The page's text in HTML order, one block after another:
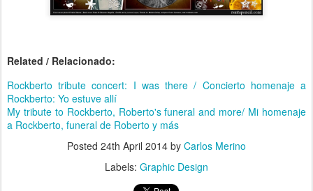
Related / Relacionado:
Rockberto tribute concert: I was there / Concierto homenaje a
Rockberto: Yo estuve allí
My tribute to Rockberto, Roberto's funeral and more/ Mi homenaje
a Rockberto, funeral de Roberto y más
Posted 24th April 2014 by Carlos Merino
Labels: Graphic Design